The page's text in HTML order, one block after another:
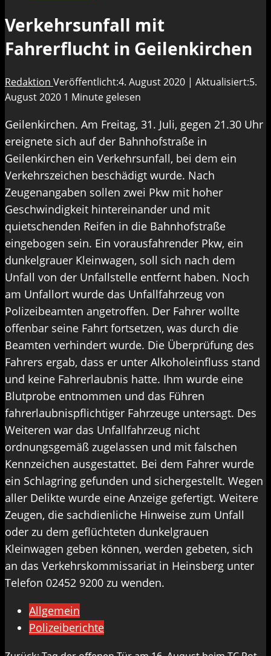
Verkehrsunfall mit
Fahrerflucht in Geilenkirchen
Redaktion Veröffentlicht:4. August 2020 | Aktualisiert:5.
August 2020 1 Minute gelesen
Geilenkirchen. Am Freitag, 31. Juli, gegen 21.30 Uhr
ereignete sich auf der Bahnhofstraße in
Geilenkirchen ein Verkehrsunfall, bei dem ein
Verkehrszeichen beschädigt wurde. Nach
Zeugenangaben sollen zwei Pkw mit hoher
Geschwindigkeit hintereinander und mit
quietschenden Reifen in die Bahnhofstraße
eingebogen sein. Ein vorausfahrender Pkw, ein
dunkelgrauer Kleinwagen, soll sich nach dem
Unfall von der Unfallstelle entfernt haben. Noch
am Unfallort wurde das Unfallfahrzeug von
Polizeibeamten angetroffen. Der Fahrer wollte
offenbar seine Fahrt fortsetzen, was durch die
Beamten verhindert wurde. Die Überprüfung des
Fahrers ergab, dass er unter Alkoholeinfluss stand
und keine Fahrerlaubnis hatte. Ihm wurde eine
Blutprobe entnommen und das Führen
fahrerlaubnispflichtiger Fahrzeuge untersagt. Des
Weiteren war das Unfallfahrzeug nicht
ordnungsgemäß zugelassen und mit falschen
Kennzeichen ausgestattet. Bei dem Fahrer wurde
ein Schlagring gefunden und sichergestellt. Wegen
aller Delikte wurde eine Anzeige gefertigt. Weitere
Zeugen, die sachdienliche Hinweise zum Unfall
oder zu dem geflüchteten dunkelgrauen
Kleinwagen geben können, werden gebeten, sich
an das Verkehrskommissariat in Heinsberg unter
Telefon 02452 9200 zu wenden.
Allgemein
Polizeiberichte